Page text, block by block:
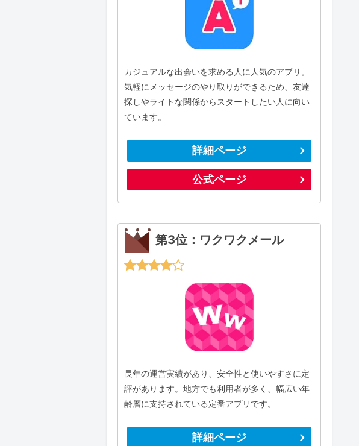
カジュアルな出会いを求める人に人気のアプリ。
気軽にメッセージのやり取りができるため、友達
探しやライトな関係からスタートしたい人に向い
ています。
詳細ページ
公式ページ
第3位：ワクワクメール
長年の運営実績があり、安全性と使いやすさに定
評があります。地方でも利用者が多く、幅広い年
齢層に支持されている定番アプリです。
詳細ページ